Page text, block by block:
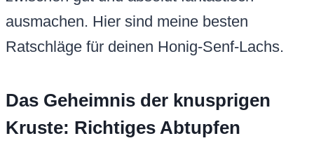
ausmachen. Hier sind meine besten
Ratschläge für deinen Honig-Senf-Lachs.
Das Geheimnis der knusprigen
Kruste: Richtiges Abtupfen